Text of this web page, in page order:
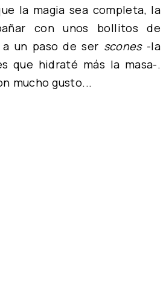
la magia sea completa, la
con unos bollitos de
a un paso de ser scones -la
que hidraté más la masa-.
mucho gusto...